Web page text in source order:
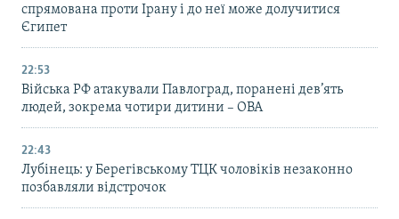
спрямована проти Ірану і до неї може долучитися
Єгипет
22:53
Війська РФ атакували Павлоград, поранені дев’ять
людей, зокрема чотири дитини – ОВА
22:43
Лубінець: у Берегівському ТЦК чоловіків незаконно
позбавляли відстрочок